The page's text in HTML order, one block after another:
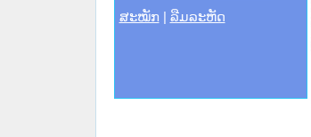
ສະໝັກ ລືມລະຫັດ
ານສະພາປະຊາຊົນ ພາກເໜືອ
ທາງລັດຖະການ
ສຳລັບ ພາກກາງ
ສຳລັບ ພາກໃຕ້
ວິທະຍາຄານຕຳຫຼວດປະຊາຊົນ
ວິທະຍາຄານສັນຕິບານປະຊາຊົນ
ຂັ້ນແຂວງພາກເໜືອ
ານສະພາປະຊາຊົນ ພາກກາງ